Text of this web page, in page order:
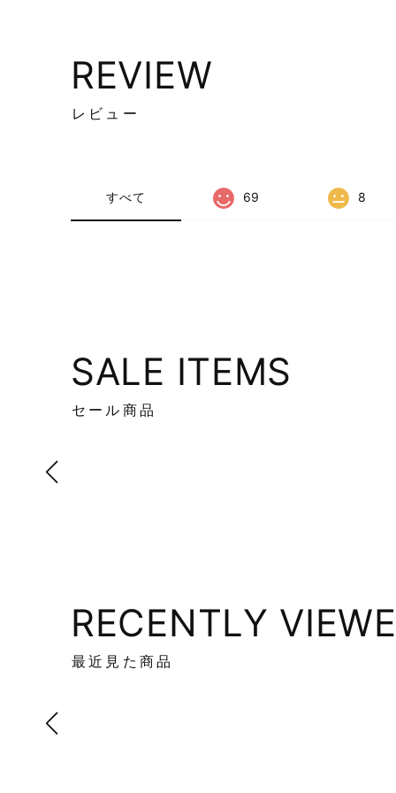
REVIEW
レビュー
すべて 69 8
SALE ITEMS
セール商品
RECENTLY
最近見た商品